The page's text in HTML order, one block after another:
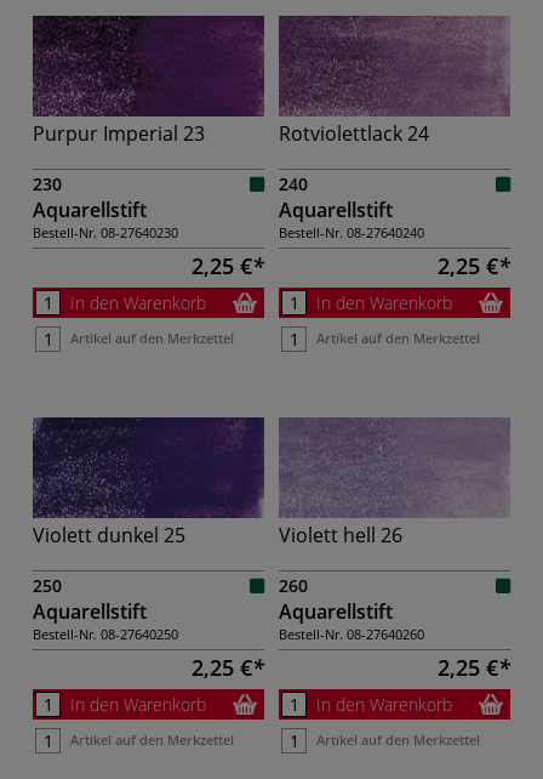
Purpur Imperial 23
230
Aquarellstift
Bestell-Nr. 08-27640230
2,25 €
In den Warenkorb
Artikel auf den Merkzettel
Rotviolettlack 24
240
Aquarellstift
Bestell-Nr. 08-27640240
2,25 €
In den Warenkorb
Artikel auf den Merkzettel
Violett dunkel 25
250
Aquarellstift
Bestell-Nr. 08-27640250
2,25 €
In den Warenkorb
Artikel auf den Merkzettel
Violett hell 26
260
Aquarellstift
Bestell-Nr. 08-27640260
2,25 €
In den Warenkorb
Artikel auf den Merkzettel